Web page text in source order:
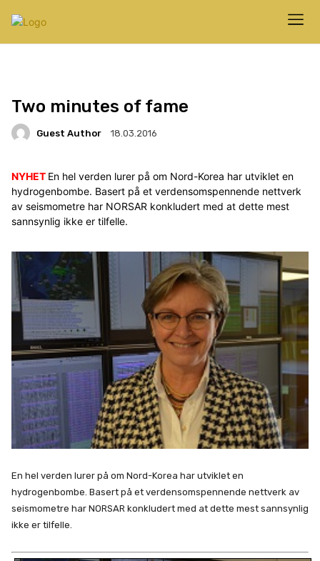
Two minutes of fame
Guest Author 18.03.2016
NYHET En hel verden lurer på om Nord-Korea har utviklet en
hydrogenbombe. Basert på et verdensomspennende nettverk
av seismometre har NORSAR konkludert med at dette mest
sannsynlig ikke er tilfelle.
En hel verden lurer på om Nord-Korea har utviklet en
hydrogenbombe. Basert på et verdensomspennende nettverk av
seismometre har NORSAR konkludert med at dette mest sannsynlig
ikke er tilfelle.